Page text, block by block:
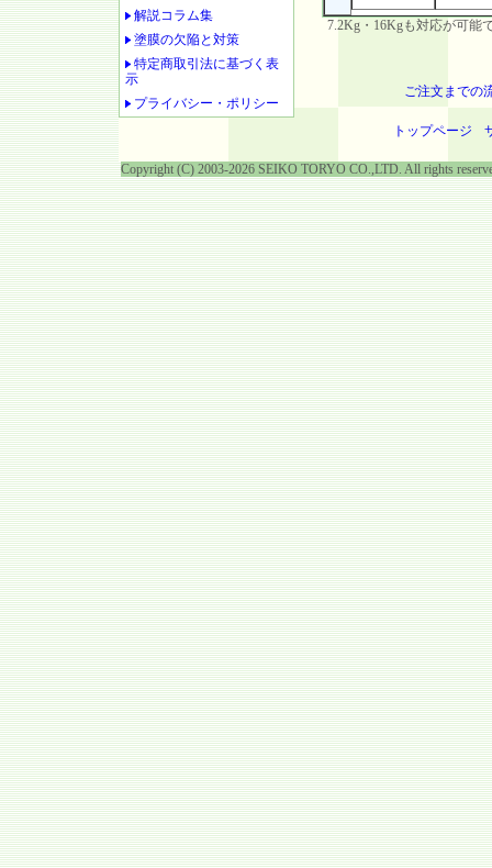
解説コラム集
塗膜の欠陥と対策
特定商取引法に基づく表
示
プライバシー・ポリシー
7.2Kg・16Kgも対応が可能
ご注文までの
トップページ
Copyright (C) 2003-2026 SEIKO TORYO CO.,LTD. All rights